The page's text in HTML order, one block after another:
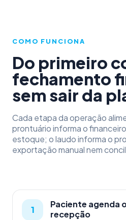
COMO FUNCIONA
Do primeiro
fechamento
sem sair da
Cada etapa da operação
prontuário informa o
estoque; o laudo informa o
exportação manual nem
Paciente agenda
recepção